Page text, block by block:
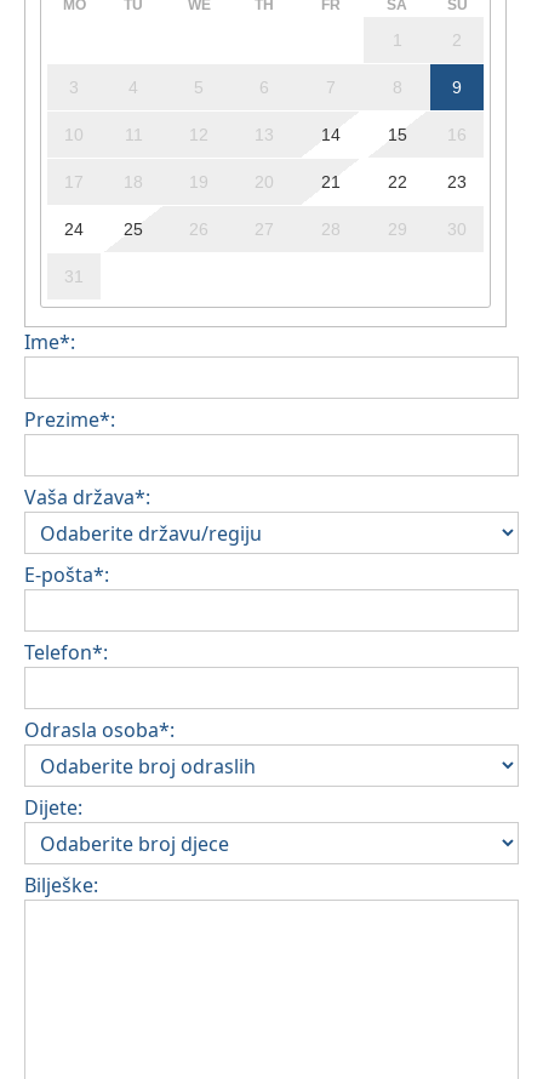
MO TU WE TH FR SA SU
1 2
3 4 5 6 7 8 9
10 11 12 13 14 15 16
17 18 19 20 21 22 23
24 25 26 27 28 29 30
31
Ime*:
Prezime*:
Vaša država*:
E-pošta*:
Telefon*:
Odrasla osoba*:
Dijete:
Bilješke: